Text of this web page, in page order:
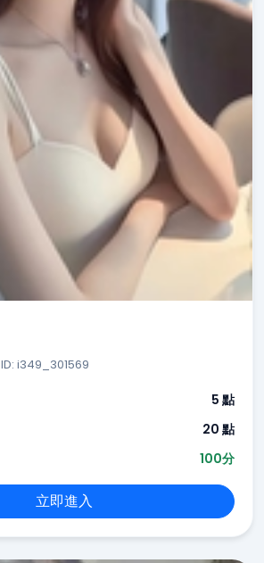
ID: i349_301569
5 點
20 點
100分
立即進入